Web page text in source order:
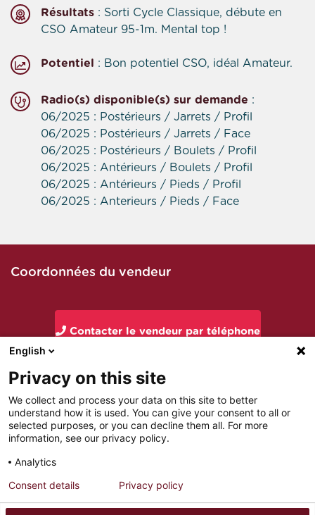
Résultats : Sorti Cycle Classique, débute en
CSO Amateur 95-1m. Mental top !
Potentiel : Bon potentiel CSO, idéal Amateur.
Radio(s) disponible(s) sur demande :
06/2025 : Postérieurs / Jarrets / Profil
06/2025 : Postérieurs / Jarrets / Face
06/2025 : Postérieurs / Boulets / Profil
06/2025 : Antérieurs / Boulets / Profil
06/2025 : Antérieurs / Pieds / Profil
06/2025 : Anterieurs / Pieds / Face
Coordonnées du vendeur
Contacter le vendeur par téléphone
MENTIONS LÉGALES
PARTENAIRES
English
Privacy on this site
We collect and process your data on this site to better
understand how it is used. You can give your consent to all or
selected purposes, or you can decline them all. For more
information, see our privacy policy.
Analytics
Consent details Privacy policy